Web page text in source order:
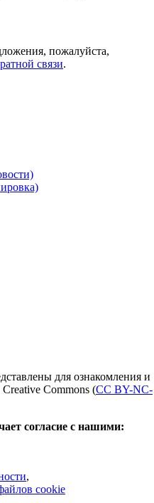
пожалуйста,
связи.
для ознакомления и
Commons (CC BY-NC-
согласие с нашими:
,
cookie